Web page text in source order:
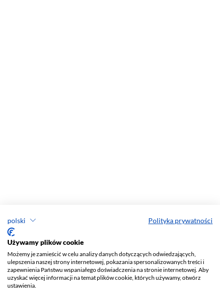
polski Polityka prywatności
Używamy plików cookie
Możemy je zamieścić w celu analizy danych dotyczących odwiedzających,
ulepszenia naszej strony internetowej, pokazania spersonalizowanych treści i
zapewnienia Państwu wspaniałego doświadczenia na stronie internetowej. Aby
uzyskać więcej informacji na temat plików cookie, których używamy, otwórz
ustawienia.